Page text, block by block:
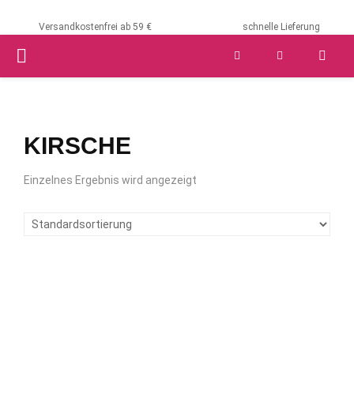
Versandkostenfrei ab 59 € schnelle Lieferung
PRIMARY
KIRSCHE
Einzelnes Ergebnis wird angezeigt